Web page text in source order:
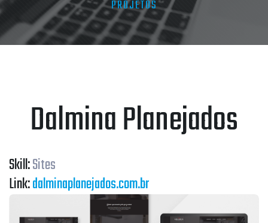
PROJETOS
Dalmina Planejados
Skill:Sites
Link:dalminaplanejados.com.br